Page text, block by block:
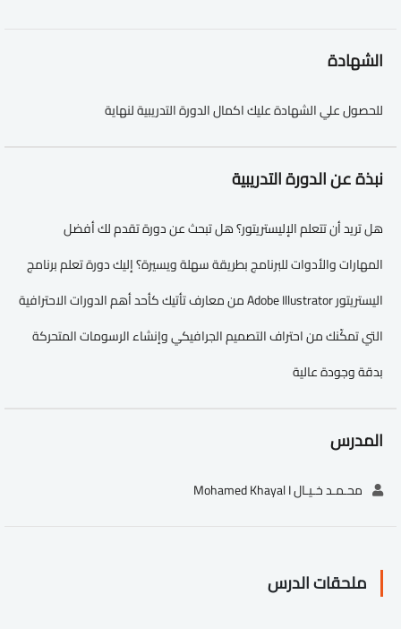
الشهادة
للحصول علي الشهادة عليك اكمال الدورة التدريبية لنهاية
نبذة عن الدورة التدريبية
هل تريد أن تتعلم الإليستريتور؟ هل تبحث عن دورة تقدم لك أفضل
المهارات والأدوات للبرنامج بطريقة سهلة ويسيرة؟ إليك دورة تعلم برنامج
اليستريتور Adobe Illustrator من معارف تأتيك كأحد أهم الدورات الاحترافية
التي تمكّنك من احتراف التصميم الجرافيكي وإنشاء الرسومات المتحركة
بدقة وجودة عالية
المدرس
محـمـد خـيـال Mohamed Khayal I
ملحقات الدرس